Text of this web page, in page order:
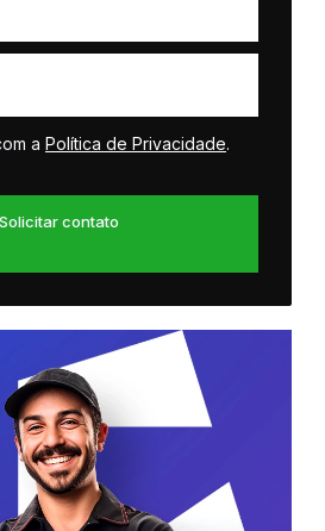
a Política de Privacidade.
Solicitar contato